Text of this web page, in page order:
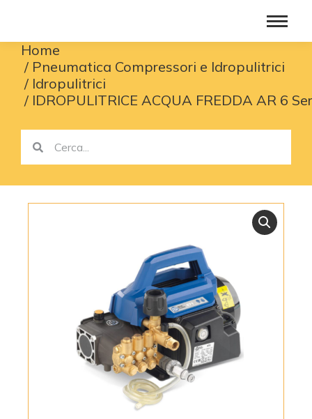
You are here:
Home
Pneumatica Compressori e Idropulitrici
Idropulitrici
IDROPULITRICE ACQUA FREDDA AR 6